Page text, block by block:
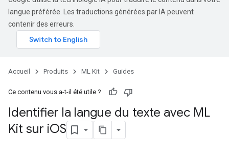
langue préférée. Les traductions générées par IA peuvent
contenir des erreurs.
Accueil Produits ML Kit Guides
Ce contenu vous a-t-il été utile ?
Identifier la langue du texte avec ML
Kit sur iOS